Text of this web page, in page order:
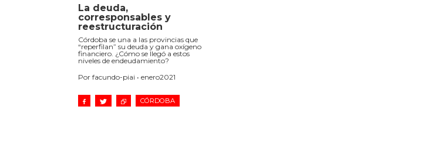
La deuda,
corresponsables y
reestructuración
Córdoba se una a las provincias que
“reperfilan” su deuda y gana oxígeno
financiero. ¿Cómo se llegó a estos
niveles de endeudamiento?
Por facundo-piai • enero2021
CÓRDOBA